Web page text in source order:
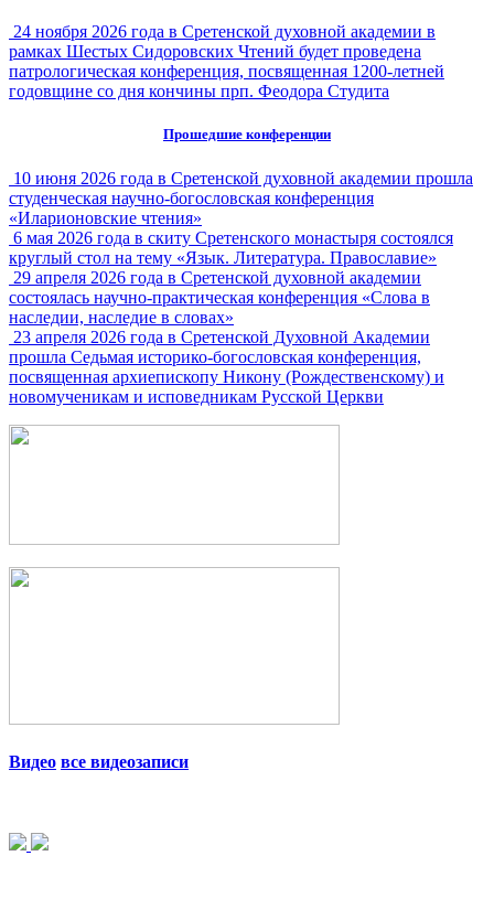
24 ноября 2026 года в Сретенской духовной академии в
рамках Шестых Сидоровских Чтений будет проведена
патрологическая конференция, посвященная 1200-летней
годовщине со дня кончины прп. Феодора Студита
Прошедшие конференции
10 июня 2026 года в Сретенской духовной академии прошла
студенческая научно-богословская конференция
«Иларионовские чтения»
6 мая 2026 года в скиту Сретенского монастыря состоялся
круглый стол на тему «Язык. Литература. Православие»
29 апреля 2026 года в Сретенской духовной академии
состоялась научно-практическая конференция «Слова в
наследии, наследие в словах»
23 апреля 2026 года в Сретенской Духовной Академии
прошла Седьмая историко-богословская конференция,
посвященная архиепископу Никону (Рождественскому) и
новомученикам и исповедникам Русской Церкви
Видео все видеозаписи